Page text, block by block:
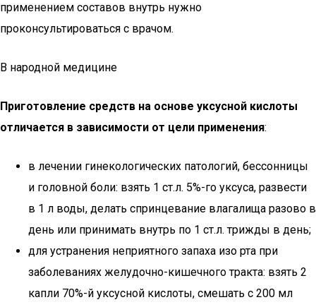
применением составов внутрь нужно
проконсультироваться с врачом.
В народной медицине
Приготовление средств на основе уксусной кислоты
отличается в зависимости от цели применения:
в лечении гинекологических патологий, бессонницы
и головной боли: взять 1 ст.л. 5%-го уксуса, развести
в 1 л воды, делать спринцевание влагалища разово в
день или принимать внутрь по 1 ст.л. трижды в день;
для устранения неприятного запаха изо рта при
заболеваниях желудочно-кишечного тракта: взять 2
капли 70%-й уксусной кислоты, смешать с 200 мл